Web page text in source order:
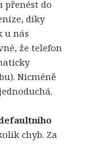
přenést do
díky
u nás
že telefon
Nicméně
chyb. Za